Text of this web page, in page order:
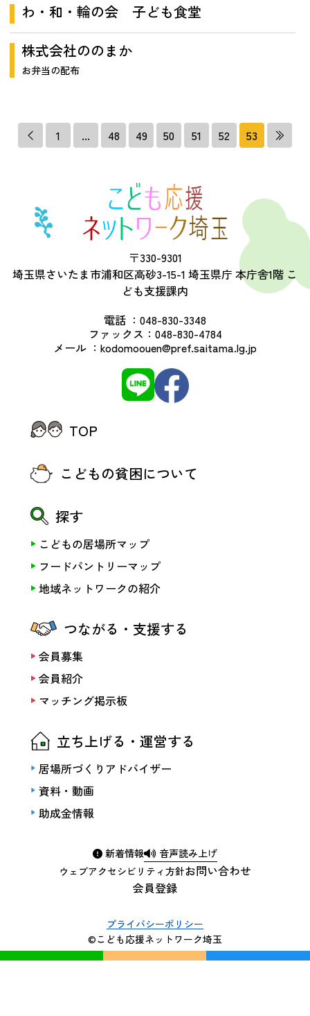
わ・和・輪の会 子ども食堂
株式会社ののまか
お弁当の配布
1 ... 48 49 50 51 52 53
〒330-9301
埼玉県さいたま市浦和区高砂3-15-1 埼玉県庁 本庁舎1階 こ
ども支援課内
電話 ： 048-830-3348
ファックス： 048-830-4784
メール ： kodomoouen@pref.saitama.lg.jp
新着情報 音声読み上げ
会員登録
お問い合わせ
ウェブアクセシビリティ方針
TOP
こどもの貧困について
探す
こどもの居場所マップ
フードパントリーマップ
地域ネットワークの紹介
つながる・支援する
会員募集
会員紹介
マッチング掲示板
立ち上げる・運営する
居場所づくりアドバイザー
資料・動画
助成金情報
プライバシーポリシー
©こども応援ネットワーク埼玉